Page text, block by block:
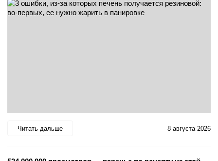
Читать дальше 8 августа 2026